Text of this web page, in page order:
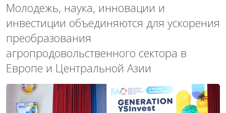
Молодежь, наука, инновации и
инвестиции объединяются для ускорения
преобразования
агропродовольственного сектора в
Европе и Центральной Азии